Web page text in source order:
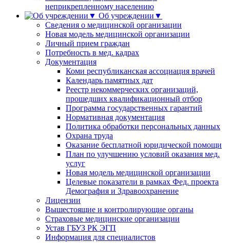
неприкрепленному населению
Об учреждении▼
Сведения о медицинской организации
Новая модель медицинской организации
Личный прием граждан
Потребность в мед. кадрах
Документация
Коми республиканская ассоциация врачей
Календарь памятных дат
Реестр некоммерческих организаций,
прошедших квалификационный отбор
Программа государственных гарантий
Нормативная документация
Политика обработки персональных данных
Охрана труда
Оказание бесплатной юридической помощи
План по улучшению условий оказания мед.
услуг
Новая модель медицинской организации
Целевые показатели в рамках Фед. проекта
Демография и Здравоохранение
Лицензии
Вышестоящие и контролирующие органы
Страховые медицинские организации
Устав ГБУЗ РК ЭГП
Информация для специалистов